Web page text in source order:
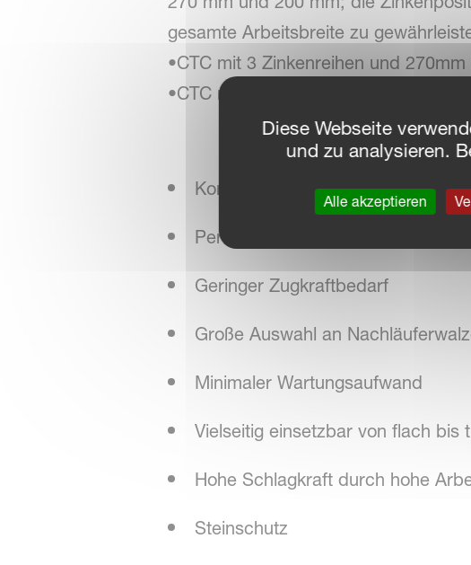
gesamte Arbeitsbreite zu
•CTC mit 3 Zinkenreihen und
•CTC mit 4 Zinkenreihen und 200mm
Komplettschnitt
Perfekte Durchmischung &
Geringer Zugkraftbedarf
Große Auswahl an
Minimaler Wartungsaufwand
Vielseitig einsetzbar von flach bis
Hohe Schlagkraft durch hohe
Steinschutz
Diese Webseite
und zu analysieren.
Alle akzeptieren